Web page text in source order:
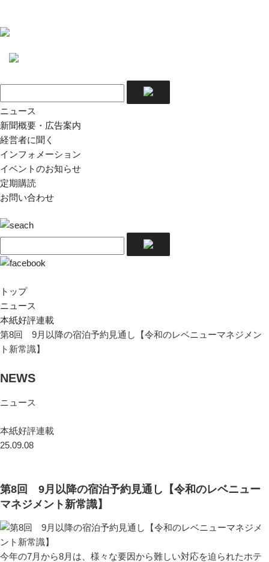
ニュース
新聞概要・広告案内
経営者に聞く
インフォメーション
イベントのお知らせ
定期購読
お問い合わせ
トップ
ニュース
本紙好評連載
第8回 9月以降の宿泊予約見通し【令和のレベニューマネジメン
ト新常識】
NEWS
ニュース
本紙好評連載
25.09.08
第8回 9月以降の宿泊予約見通し【令和のレベニュー
マネジメント新常識】
今年の7月から8月は、様々な要因から難しい対応を迫られたホテ